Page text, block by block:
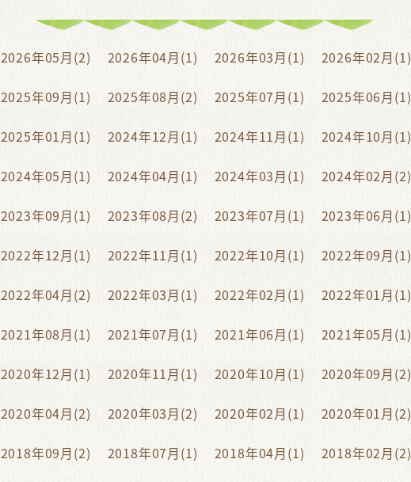
2026年05月(2) 2026年04月(1) 2026年03月(1) 2026年02月(1)
2025年09月(1) 2025年08月(2) 2025年07月(1) 2025年06月(1)
2025年01月(1) 2024年12月(1) 2024年11月(1) 2024年10月(1)
2024年05月(1) 2024年04月(1) 2024年03月(1) 2024年02月(2)
2023年09月(1) 2023年08月(2) 2023年07月(1) 2023年06月(1)
2022年12月(1) 2022年11月(1) 2022年10月(1) 2022年09月(1)
2022年04月(2) 2022年03月(1) 2022年02月(1) 2022年01月(1)
2021年08月(1) 2021年07月(1) 2021年06月(1) 2021年05月(1)
2020年12月(1) 2020年11月(1) 2020年10月(1) 2020年09月(2)
2020年04月(2) 2020年03月(2) 2020年02月(1) 2020年01月(2)
2018年09月(2) 2018年07月(1) 2018年04月(1) 2018年02月(2)